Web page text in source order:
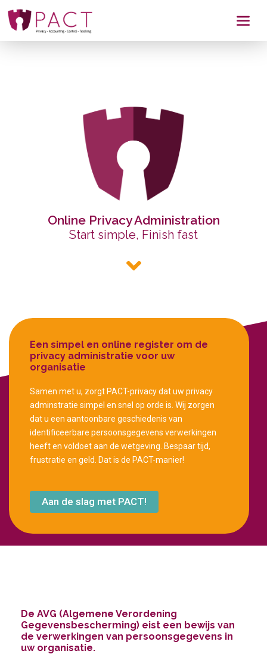
Online Privacy Administration
Start simple, Finish fast
Een simpel en online register om de
privacy administratie voor uw
organisatie
Samen met u, zorgt PACT-privacy dat uw privacy
adminstratie simpel en snel op orde is. Wij zorgen
dat u een aantoonbare geschiedenis van
identificeerbare persoonsgegevens verwerkingen
heeft en voldoet aan de wetgeving. Bespaar tijd,
frustratie en geld. Dat is de PACT-manier!
Aan de slag met PACT!
De AVG (Algemene Verordening
Gegevensbescherming) eist een bewijs van
de verwerkingen van persoonsgegevens in
uw organisatie.